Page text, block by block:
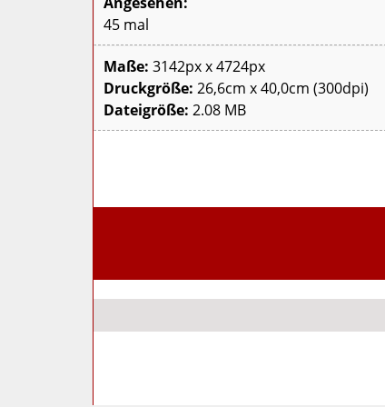
45 mal
Maße: 3142px x 4724px
Druckgröße: 26,6cm x 40,0cm (300dpi)
Dateigröße: 2.08 MB